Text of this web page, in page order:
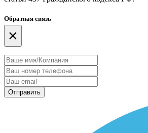
Обратная связь
×
Отправить